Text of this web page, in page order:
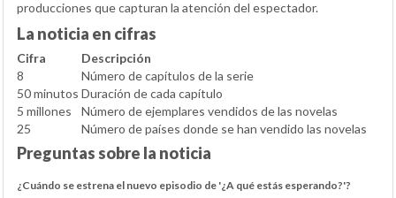
producciones que capturan la atención del espectador.
La noticia en cifras
Cifra
Descripción
8
Número de capítulos de la serie
50 minutos Duración de cada capítulo
5 millones
Número de ejemplares vendidos de las novelas
25
Número de países donde se han vendido las novelas
Preguntas sobre la noticia
¿Cuándo se estrena el nuevo episodio de '¿A qué estás esperando?'?